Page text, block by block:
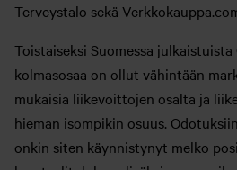
Terveystalo sekä
Toistaiseksi Suomessa
kolmasosaa on ollut vähintään
mukaisia liikevoittojen osalta ja
hieman isompikin osuus.
onkin siten käynnistynyt melko